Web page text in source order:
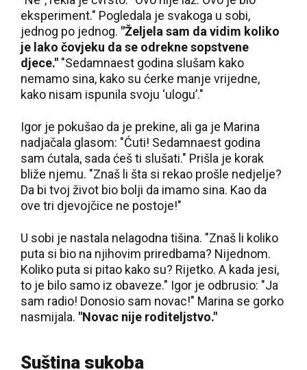
eksperiment." Pogledala je svakoga u sobi,
jednog po jednog. "Željela sam da vidim koliko
je lako čovjeku da se odrekne sopstvene
djece." "Sedamnaest godina slušam kako
nemamo sina, kako su ćerke manje vrijedne,
kako nisam ispunila svoju ‘ulogu’."
Igor je pokušao da je prekine, ali ga je Marina
nadjačala glasom: "Ćuti! Sedamnaest godina
sam ćutala, sada ćeš ti slušati." Prišla je korak
bliže njemu. "Znaš li šta si rekao prošle nedjelje?
Da bi tvoj život bio bolji da imamo sina. Kao da
ove tri djevojčice ne postoje!"
U sobi je nastala nelagodna tišina. "Znaš li koliko
puta si bio na njihovim priredbama? Nijednom.
Koliko puta si pitao kako su? Rijetko. A kada jesi,
to je bilo samo iz obaveze." Igor je odbrusio: "Ja
sam radio! Donosio sam novac!" Marina se gorko
nasmijala. "Novac nije roditeljstvo."
Suština sukoba